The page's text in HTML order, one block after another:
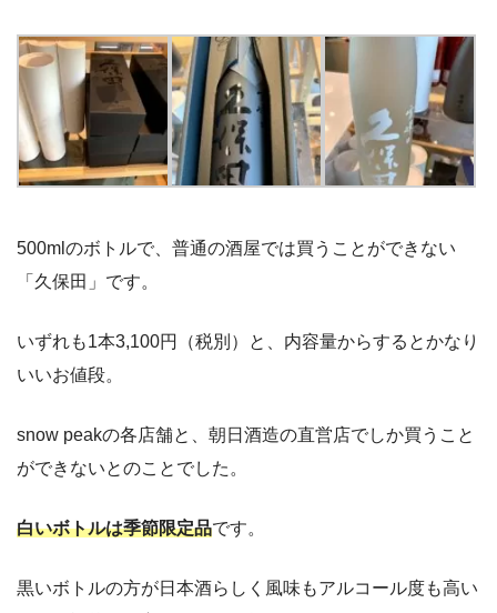
500mlのボトルで、普通の酒屋では買うことができない
「久保田」です。
いずれも1本3,100円（税別）と、内容量からするとかなり
いいお値段。
snow peakの各店舗と、朝日酒造の直営店でしか買うこと
ができないとのことでした。
白いボトルは季節限定品です。
黒いボトルの方が日本酒らしく風味もアルコール度も高い